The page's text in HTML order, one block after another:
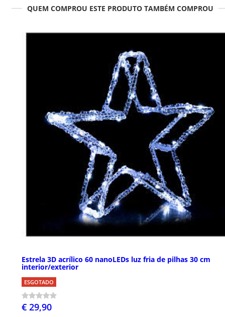
QUEM COMPROU ESTE PRODUTO TAMBÉM COMPROU
Estrela 3D acrílico 60 nanoLEDs luz fria de pilhas 30 cm
interior/exterior
ESGOTADO
€ 29,90